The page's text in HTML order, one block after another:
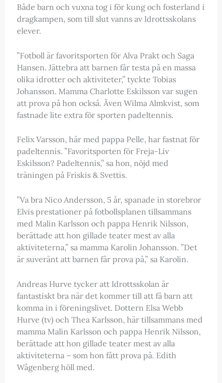
Både barn och vuxna tog i för kung och fosterland i
dragkampen, som till slut vanns av Idrottsskolans
elever.
”Fotboll är favoritsporten för Alva Prakt och Saga
Hansen. Jättebra att barnen får testa på en massa
olika idrotter och aktiviteter,” tyckte Tobias
Johansson. Mamma Charlotte Eskilsson var sugen
att prova på hon också. Även Wilma Almkvist, som
fastnade lite extra för sporten padeltennis.
Felix Varsson, här med pappa Pelle, har fastnat för
padeltennis. ”Favoritsporten för Freja-Liv
Eskilsson? Padeltennis,” sa hon, nöjd med
träningen på Friskis & Svettis.
”Va bra Nico Andersson, 5 år, spanade in storebror
Elvis prestationer på fotbollsplanen tillsammans
med Malin Karlsson och pappa Henrik Nilsson,
berättade att hon gillade teater mest av alla
aktiviteterna,” sa mamma Karolin Johansson. ”Det
är suveränt att barnen får prova på,” sa Karolin.
Andreas Hurve tycker att Idrottsskolan är
fantastiskt bra när det kommer till att få barn att
komma in i föreningslivet. Dottern Elsa Webb
Hurve (tv) och Thea Karlsson, här tillsammans med
mamma Malin Karlsson och pappa Henrik Nilsson,
berättade att hon gillade teater mest av alla
aktiviteterna – som hon fått prova på. Edith
Wågenberg höll med.